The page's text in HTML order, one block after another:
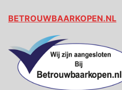
BETROUWBAARKOPEN.NL